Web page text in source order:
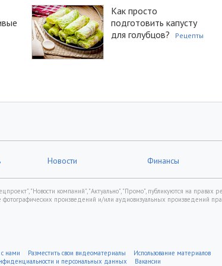
Как просто
подготовить капусту
для голубцов?
Рецепты
Новости Финансы
"Новости компаний", "Актуально", "Промо", публикуются на правах
произведений и/или аудиовизуальных произведений
с нами Разместить свои видеоматериалы
Использование материалов
и персональных данных Вакансии